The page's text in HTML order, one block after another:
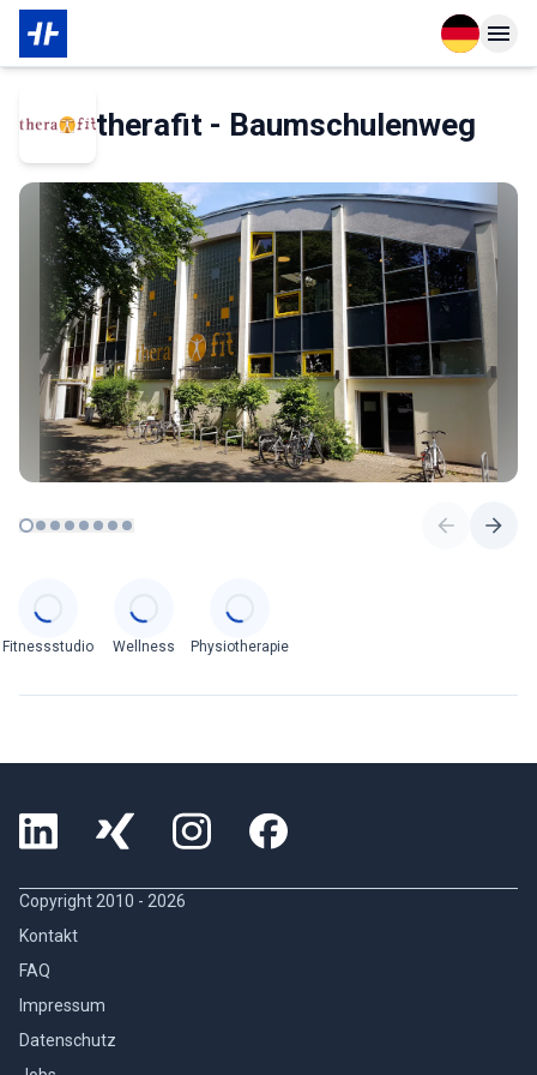
OpenOpen
Über den Partner
therafit - Baumschulenweg
Fitnessstudio Wellness Physiotherapie
Copyright 2010 - 2026
Kontakt
FAQ
Impressum
Datenschutz